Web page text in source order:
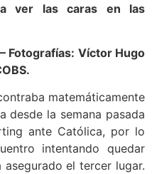
ver las caras en las
Fotografías: Víctor Hugo
matemáticamente
desde la semana pasada
ante Católica, por lo
intentando quedar
el tercer lugar.